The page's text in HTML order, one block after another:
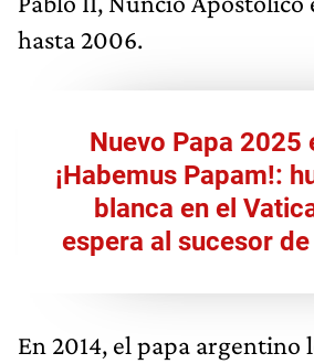
hasta 2006.
Nuevo Papa 2025
¡Habemus Papam!:
blanca en el
espera al sucesor
En 2014, el papa argentino